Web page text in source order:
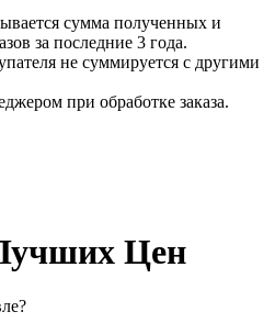
сумма полученных и
за последние 3 года.
не суммируется с другими
при обработке заказа.
Цен